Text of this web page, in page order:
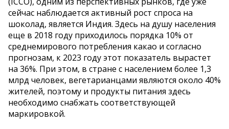
сейчас наблюдается активный рост спроса на
шоколад, является Индия. Здесь на душу населения
еще в 2018 году приходилось порядка 10% от
среднемирового потребления какао и согласно
прогнозам, к 2023 году этот показатель вырастет
на 36%. При этом, в стране с населением более 1,3
млрд человек, вегетарианцами являются около 40%
жителей, поэтому и продукты питания здесь
необходимо снабжать соответствующей
маркировкой.